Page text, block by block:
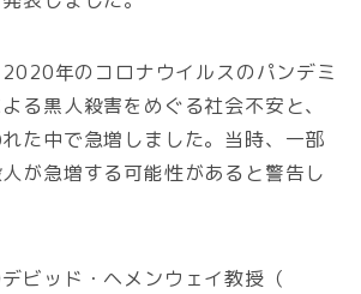
年のコロナウイルスのパンデミ
る黒人殺害をめぐる社会不安と、
た中で急増しました。当時、一部
が急増する可能性があると警告し
ビッド・ヘメンウェイ教授（